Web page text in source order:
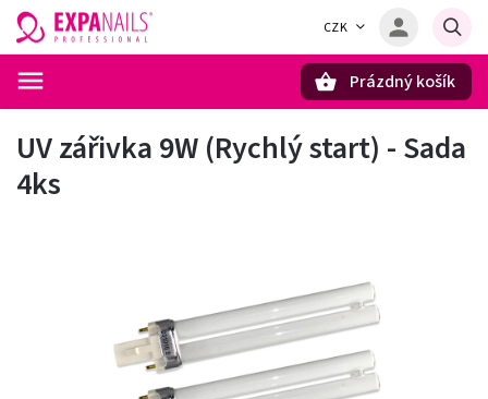
CZK
Prázdný košík
UV zářivka 9W (Rychlý start) - Sada
4ks